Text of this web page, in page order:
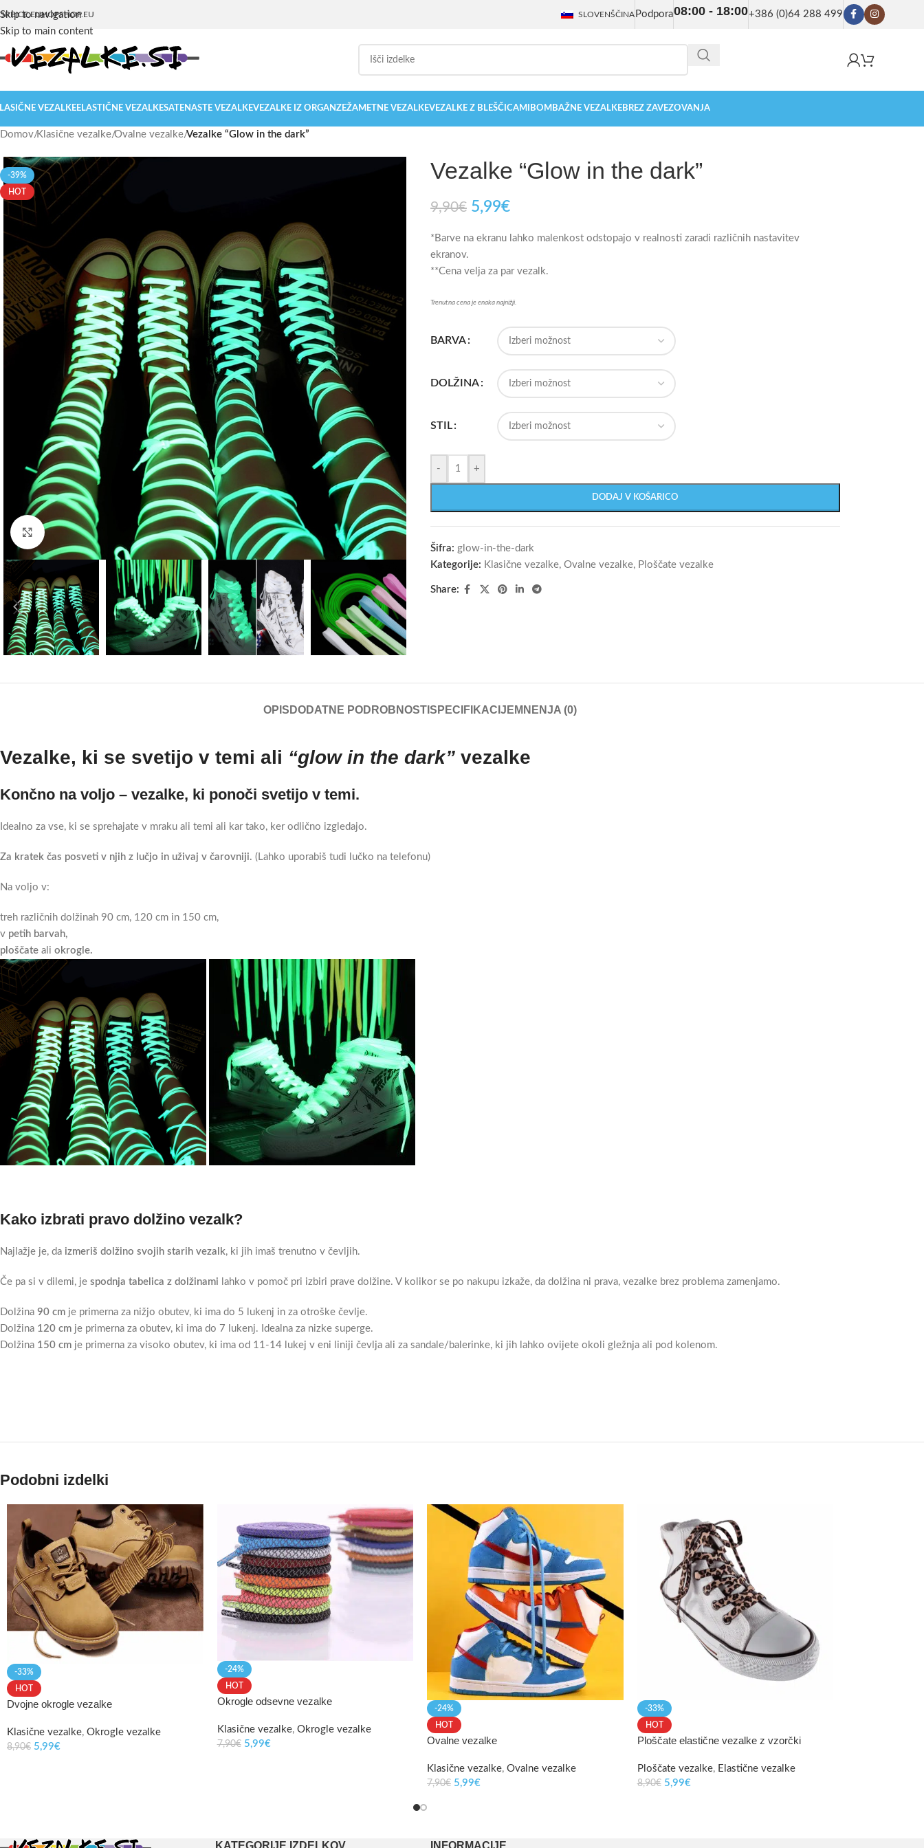
Skip to navigation
Skip to main content
HOPSHOP.EU SLOVENŠČINA Podpora08:00 - 18:00+386 (0)64 288 499
VEZALKEELASTIČNE VEZALKESATENASTE VEZALKEVEZALKE IZ ORGANZEŽAMETNE VEZALKEVEZALKE Z BLEŠČICAMI BOMBAŽNE VEZALKEBREZ ZAVEZOVANJA
Domov/Klasične vezalke/Ovalne vezalke/Vezalke “Glow in the dark”
-39%
HOT
Click to enlarge
Vezalke “Glow in the dark”
9,90€ 5,99€
*Barve na ekranu lahko malenkost odstopajo v realnosti zaradi različnih nastavitev
ekranov.
**Cena velja za par vezalk.
Trenutna cena je enaka najnižji.
BARVA
DOLŽINA
STIL
- +
DODAJ V KOŠARICO
Šifra: glow-in-the-dark
Kategorije: Klasične vezalke, Ovalne vezalke, Ploščate vezalke
Share:
OPIS DODATNE PODROBNOSTI SPECIFIKACIJE MNENJA (0)
Vezalke, ki se svetijo v temi ali “glow in the dark” vezalke
Končno na voljo – vezalke, ki ponoči svetijo v temi.
Idealno za vse, ki se sprehajate v mraku ali temi ali kar tako, ker odlično izgledajo.
Za kratek čas posveti v njih z lučjo in uživaj v čarovniji. (Lahko uporabiš tudi lučko na telefonu)
Na voljo v:
treh različnih dolžinah 90 cm, 120 cm in 150 cm,
v petih barvah,
ploščate ali okrogle.
Kako izbrati pravo dolžino vezalk?
Najlažje je, da izmeriš dolžino svojih starih vezalk, ki jih imaš trenutno v čevljih.
Če pa si v dilemi, je spodnja tabelica z dolžinami lahko v pomoč pri izbiri prave dolžine. V kolikor se po nakupu izkaže, da dolžina ni prava, vezalke brez problema zamenjamo.
Dolžina 90 cm je primerna za nižjo obutev, ki ima do 5 lukenj in za otroške čevlje.
Dolžina 120 cm je primerna za obutev, ki ima do 7 lukenj. Idealna za nizke superge.
Dolžina 150 cm je primerna za visoko obutev, ki ima od 11-14 lukej v eni liniji čevlja ali za sandale/balerinke, ki jih lahko ovijete okoli gležnja ali pod kolenom.
Podobni izdelki
-33%
HOT
Dvojne okrogle vezalke
Klasične vezalke, Okrogle vezalke
8,90€ 5,99€
-24%
HOT
Okrogle odsevne vezalke
Klasične vezalke, Okrogle vezalke
7,90€ 5,99€
-24%
HOT
Ovalne vezalke
Klasične vezalke, Ovalne vezalke
7,90€ 5,99€
-33%
HOT
Ploščate elastične vezalke z vzorčki
Ploščate vezalke, Elastične vezalke
8,90€ 5,99€